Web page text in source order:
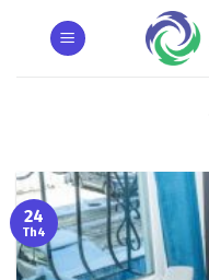
24
Th4